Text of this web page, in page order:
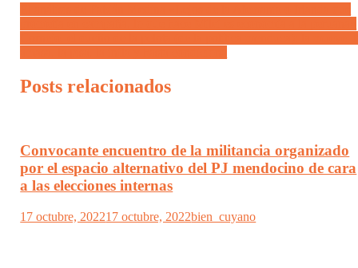
Posts relacionados
Convocante encuentro de la militancia organizado
por el espacio alternativo del PJ mendocino de cara
a las elecciones internas
17 octubre, 202217 octubre, 2022bien_cuyano